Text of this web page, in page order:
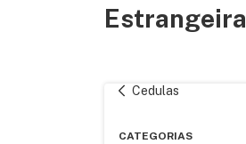
Estrangeira
Cedulas
CATEGORIAS